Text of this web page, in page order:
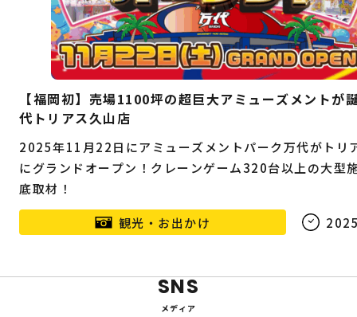
【福岡初】売場1100坪の超巨大アミューズメントが
代トリアス久山店
2025年11月22日にアミューズメントパーク万代がトリ
にグランドオープン！クレーンゲーム320台以上の大型
底取材！
観光・お出かけ
SNS
メディア